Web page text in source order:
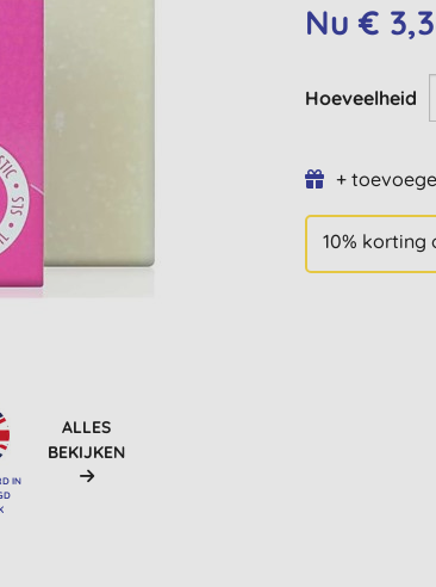
IN
ALLES
BEKIJKEN
Nu €
Hoeveelheid
+
10% korting